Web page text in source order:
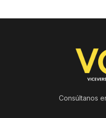
Consúltanos